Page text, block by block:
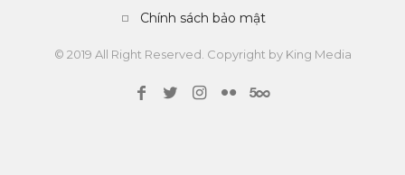
Chính sách bảo mật
© 2019 All Right Reserved. Copyright by King Media